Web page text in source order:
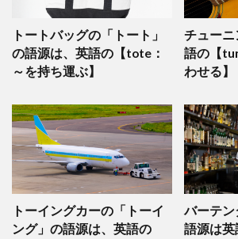
トートバッグの「トート」
の語源は、英語の【tote：
～を持ち運ぶ】
チュー
語の【
わせる】
トーイングカーの「トーイ
ング」の語源は、英語の
バーテン
語源は